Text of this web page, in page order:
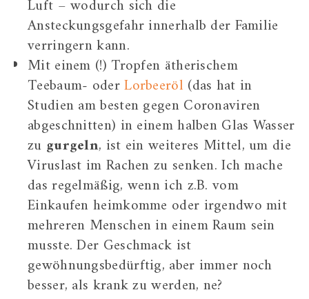
Luft – wodurch sich die
Ansteckungsgefahr innerhalb der Familie
verringern kann.
Mit einem (!) Tropfen ätherischem
Teebaum- oderLorbeeröl (das hat in
Studien am besten gegen Coronaviren
abgeschnitten) in einem halben Glas Wasser
zu gurgeln, ist ein weiteres Mittel, um die
Viruslast im Rachen zu senken. Ich mache
das regelmäßig, wenn ich z.B. vom
Einkaufen heimkomme oder irgendwo mit
mehreren Menschen in einem Raum sein
musste. Der Geschmack ist
gewöhnungsbedürftig, aber immer noch
besser, als krank zu werden, ne?